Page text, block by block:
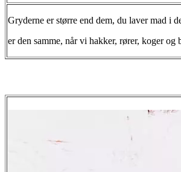
Gryderne er større end dem, du laver mad i
er den samme, når vi hakker, rører, koger og